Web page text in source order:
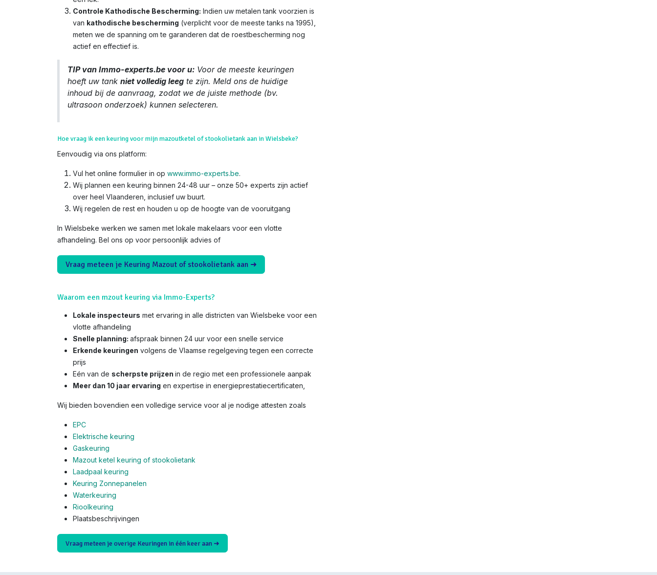
Controle Kathodische Bescherming: Indien uw metalen tank voorzien is
van kathodische bescherming (verplicht voor de meeste tanks na 1995),
meten we de spanning om te garanderen dat de roestbescherming nog
actief en effectief is.
TIP van Immo-experts.be voor u: Voor de meeste keuringen
hoeft uw tank niet volledig leeg te zijn. Meld ons de huidige
inhoud bij de aanvraag, zodat we de juiste methode (bv.
ultrasoon onderzoek) kunnen selecteren.
Hoe vraag ik een keuring voor mijn mazoutketel of stookolietank aan in Wielsbeke?
Eenvoudig via ons platform:
Vul het online formulier in op www.immo-experts.be.
Wij plannen een keuring binnen 24-48 uur – onze 50+ experts zijn actief
over heel Vlaanderen, inclusief uw buurt.
Wij regelen de rest en houden u op de hoogte van de vooruitgang
In Wielsbeke werken we samen met lokale makelaars voor een vlotte
afhandeling. Bel ons op voor persoonlijk advies of
Vraag meteen je Keuring Mazout of stookolietank aan ➜
Waarom een mzout keuring via Immo-Experts?
Lokale inspecteurs met ervaring in alle districten van Wielsbeke voor een
vlotte afhandeling
Snelle planning: afspraak binnen 24 uur voor een snelle service
Erkende keuringen volgens de Vlaamse regelgeving tegen een correcte
prijs
Eén van de scherpste prijzen in de regio met een professionele aanpak
Meer dan 10 jaar ervaring en expertise in energieprestatiecertificaten,
Wij bieden bovendien een volledige service voor al je nodige attesten zoals
EPC
Elektrische keuring
Gaskeuring
Mazout ketel keuring of stookolietank
Laadpaal keuring
Keuring Zonnepanelen
Waterkeuring
Rioolkeuring
Plaatsbeschrijvingen
Vraag meteen je overige Keuringen in één keer aan ➜